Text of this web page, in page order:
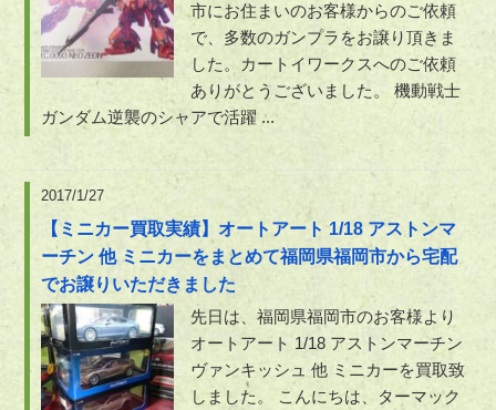
市にお住まいのお客様からのご依頼
で、多数のガンプラをお譲り頂きま
した。カートイワークスへのご依頼
ありがとうございました。 機動戦士
ガンダム逆襲のシャアで活躍 ...
2017/1/27
【ミニカー買取実績】オートアート 1/18 アストンマ
ーチン 他 ミニカーをまとめて福岡県福岡市から宅配
でお譲りいただきました
先日は、福岡県福岡市のお客様より
オートアート 1/18 アストンマーチン
ヴァンキッシュ 他 ミニカーを買取致
しました。 こんにちは、ターマック